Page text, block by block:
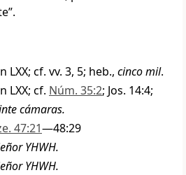
LXX; cf. vv. 3, 5; heb., cinco mil.
LXX; cf. Núm. 35:2; Jos. 14:4;
cámaras.
47:21—48:29
YHWH.
YHWH.